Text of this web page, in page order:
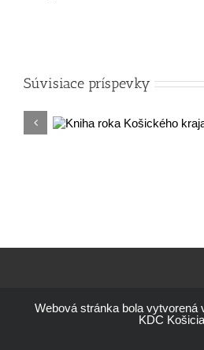
Súvisiace príspevky
Webová stránka bola vytvorená
KDC